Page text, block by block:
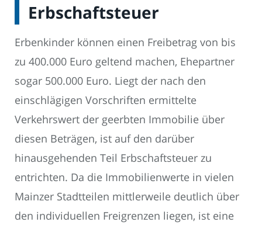
Erbschaftsteuer
Erbenkinder können einen Freibetrag von bis
zu 400.000 Euro geltend machen, Ehepartner
sogar 500.000 Euro. Liegt der nach den
einschlägigen Vorschriften ermittelte
Verkehrswert der geerbten Immobilie über
diesen Beträgen, ist auf den darüber
hinausgehenden Teil Erbschaftsteuer zu
entrichten. Da die Immobilienwerte in vielen
Mainzer Stadtteilen mittlerweile deutlich über
den individuellen Freigrenzen liegen, ist eine